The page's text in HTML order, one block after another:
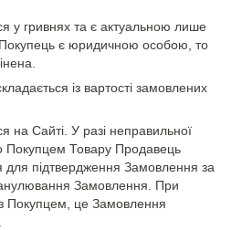
у гривнях та є актуальною лише
є юридичною особою, то
із вартості замовлених
на Сайті. У разі неправильної
Покупцем Товару Продавець
підтвердження Замовлення за
Замовлення. При
з Покупцем, це Замовлення